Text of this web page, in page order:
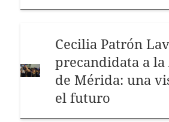
Cecilia Patrón
precandidata a
de Mérida: una
el futuro